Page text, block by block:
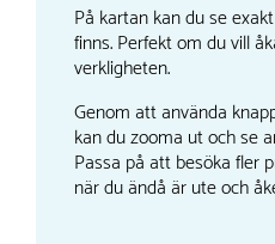
På kartan kan du se
finns. Perfekt om du vill
verkligheten.
Genom att använda
kan du zooma ut och se
Passa på att besöka fler
när du ändå är ute och